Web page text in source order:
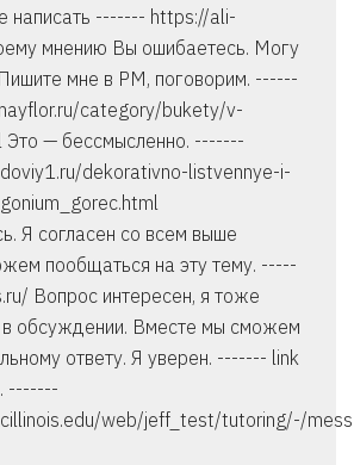
написать ------- https://ali-
мнению Вы ошибаетесь. Могу
мне в PM, поговорим. ------
category/bukety/v-
Это — бессмысленно. -------
dekorativno-listvennye-i-
Я согласен со всем выше
пообщаться на эту тему. -----
Вопрос интересен, я тоже
в обсуждении. Вместе мы сможем
ответу. Я уверен. ------- link
-------
web/jeff_test/tutoring/-/